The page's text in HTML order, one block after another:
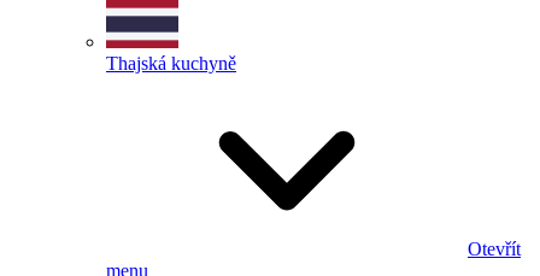
Thajská kuchyně
Otevřít
menu